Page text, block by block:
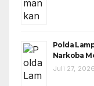
Polda
Narkoba
Juli 27, 2026